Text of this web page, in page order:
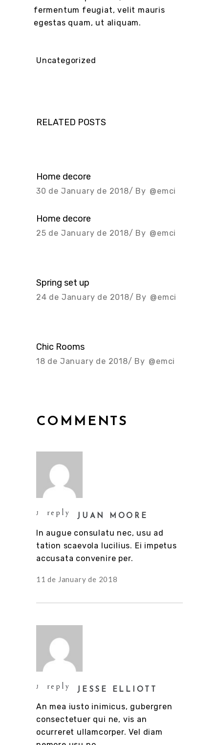
fermentum feugiat, velit mauris
egestas quam, ut aliquam.
Uncategorized
RELATED POSTS
Home decore
30 de January de 2018 By @emci
Home decore
25 de January de 2018 By @emci
Spring set up
24 de January de 2018 By @emci
Chic Rooms
18 de January de 2018 By @emci
COMMENTS
reply JUAN MOORE
In augue consulatu nec, usu ad
tation scaevola lucilius. Ei impetus
accusata convenire per.
11 de January de 2018
reply JESSE ELLIOTT
An mea iusto inimicus, gubergren
consectetuer qui ne, vis an
ocurreret ullamcorper. Vel diam